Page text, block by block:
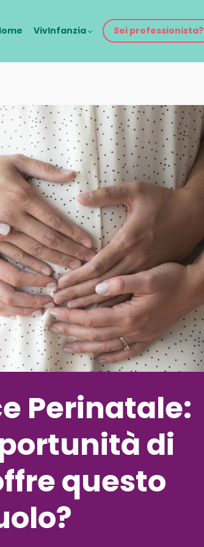
VivInfanzia Sei professionista?
Perinatale:
di
questo